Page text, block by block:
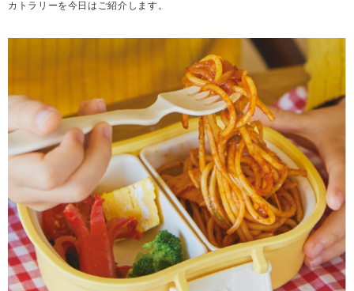
カトラリーを今日はご紹介します。